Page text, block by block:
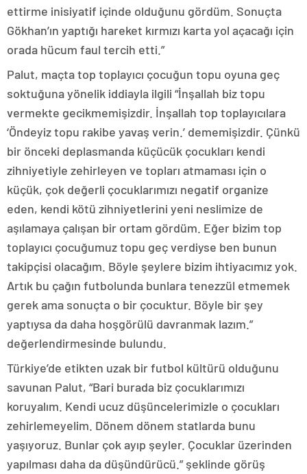
ettirme inisiyatif içinde olduğunu gördüm. Sonuçta
Gökhan’ın yaptığı hareket kırmızı karta yol açacağı için
orada hücum faul tercih etti.”
Palut, maçta top toplayıcı çocuğun topu oyuna geç
soktuğuna yönelik iddiayla ilgili “İnşallah biz topu
vermekte gecikmemişizdir. İnşallah top toplayıcılara
‘Öndeyiz topu rakibe yavaş verin.’ dememişizdir. Çünkü
bir önceki deplasmanda küçücük çocukları kendi
zihniyetiyle zehirleyen ve topları atmaması için o
küçük, çok değerli çocuklarımızı negatif organize
eden, kendi kötü zihniyetlerini yeni neslimize de
aşılamaya çalışan bir ortam gördüm. Eğer bizim top
toplayıcı çocuğumuz topu geç verdiyse ben bunun
takipçisi olacağım. Böyle şeylere bizim ihtiyacımız yok.
Artık bu çağın futbolunda bunlara tenezzül etmemek
gerek ama sonuçta o bir çocuktur. Böyle bir şey
yaptıysa da daha hoşgörülü davranmak lazım.”
değerlendirmesinde bulundu.
Türkiye’de etikten uzak bir futbol kültürü olduğunu
savunan Palut, “Bari burada biz çocuklarımızı
koruyalım. Kendi ucuz düşüncelerimizle o çocukları
zehirlemeyelim. Dönem dönem statlarda bunu
yaşıyoruz. Bunlar çok ayıp şeyler. Çocuklar üzerinden
yapılması daha da düşündürücü.” şeklinde görüş